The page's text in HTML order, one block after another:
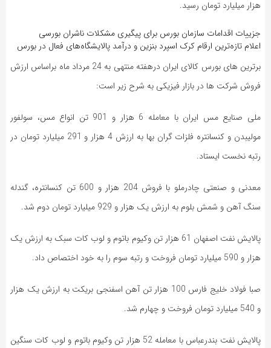
بگذارید.
کپی
لینک
هزار میلیارد تومان رسید.
جزییات اقدامات سازمان بورس برای پیگیری مشکلات ناشران بورسی
اعلام تازه‌ترین ارقام کرک اسپرد بنزین و درآمد پالایشگاه‌های فعال در بورس
برترین های بورس کالای ایران درهفته منتهی به 24 مرداد ماه براساس ارزش
فروش شرکت ها در بازار فیزیکی به شرح زیر است:
ملی صنایع مس ایران با معامله 6 هزار و 901 تن انواع مس، سولفور
مولیبدن و کنسانتره فلزات گران بها به ارزش 4 هزار و 291 میلیارد تومان در
رتبه نخست ایستاد.
معدنی و صنعتی چادرملو با فروش 204 هزار و 600 تن کنسانتره، گندله
سنگ آهن و شمش بلوم به ارزش یک هزار و 929 میلیارد تومان دوم شد.
پالایش نفت اصفهان 61 هزار تن وکیوم باتوم و لوب کات سبک به ارزش یک
هزار و 590 میلیارد تومان فروخت و رتبه سوم را به خود اختصاص داد.
صبا فولاد خلیج فارس 100 هزار تن آهن اسفنجی بریکت به ارزش یک هزار
و 540 میلیارد تومان فروخت و چهارم شد.
پالایش نفت بندرعباس با معامله 52 هزار تن وکیوم باتوم و لوب کات سنگین